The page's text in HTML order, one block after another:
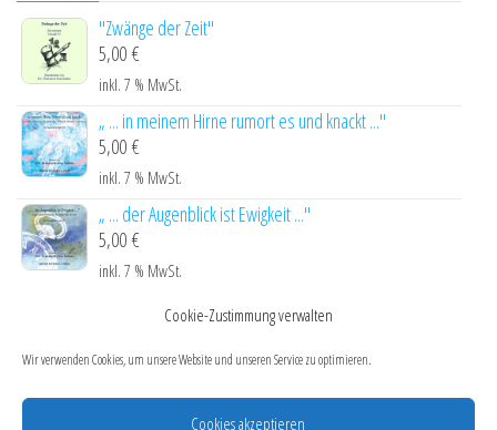
Cookie-Zustimmung verwalten
Wir verwenden Cookies, um unsere Website und unseren Service zu optimieren.
Cookies akzeptieren
"Zwänge der Zeit"
5,00 €
inkl. 7 % MwSt.
„ ... in meinem Hirne rumort es und knackt ..."
5,00 €
inkl. 7 % MwSt.
„ ... der Augenblick ist Ewigkeit ..."
5,00 €
inkl. 7 % MwSt.
„ ... ohne Taschen in den Pelzen kommen wir zur Welt ..."
inkl. 7 % MwSt.
„ ... da man sie nicht lieben kann ..."